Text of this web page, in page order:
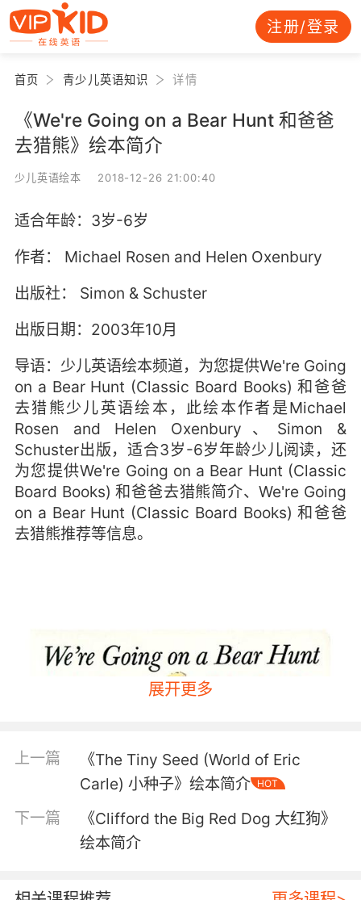
注册/登录
首页 青少儿英语知识 详情
《We're Going on a Bear Hunt 和爸爸
去猎熊》绘本简介
少儿英语绘本 2018-12-26 21:00:40
适合年龄：3岁-6岁
作者： Michael Rosen and Helen Oxenbury
出版社： Simon & Schuster
出版日期：2003年10月
导语：少儿英语绘本频道，为您提供We're Going
on a Bear Hunt (Classic Board Books) 和爸爸
去猎熊少儿英语绘本，此绘本作者是Michael
Rosen and Helen Oxenbury、Simon &
Schuster出版，适合3岁-6岁年龄少儿阅读，还
为您提供We're Going on a Bear Hunt (Classic
Board Books) 和爸爸去猎熊简介、We're Going
on a Bear Hunt (Classic Board Books) 和爸爸
去猎熊推荐等信息。
展开更多
上一篇
《The Tiny Seed (World of Eric
Carle) 小种子》绘本简介
HOT
下一篇
《Clifford the Big Red Dog 大红狗》
绘本简介